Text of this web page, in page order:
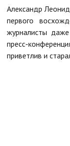
Александр
первого
журналисты
пресс-
приветлив и